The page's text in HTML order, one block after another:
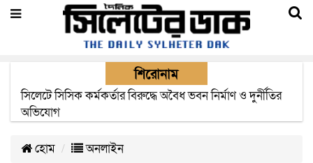
শিরোনাম
২২ ঘণ্টা পর ত্রুটি সেরে জেদ্দার উদ্দেশ্যে ছাড়লো বিমানের ফ্লাইট
হোম অনলাইন